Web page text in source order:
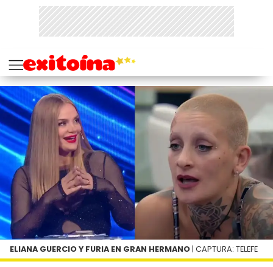
ELIANA GUERCIO Y FURIA EN GRAN HERMANO | CAPTURA: TELEFE